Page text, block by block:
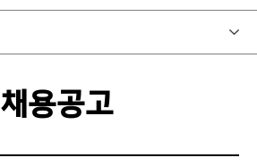
채용공고